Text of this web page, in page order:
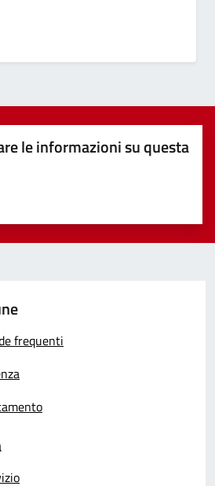
le informazioni su questa
5 stelle su 5
su 5
su 5
frequenti